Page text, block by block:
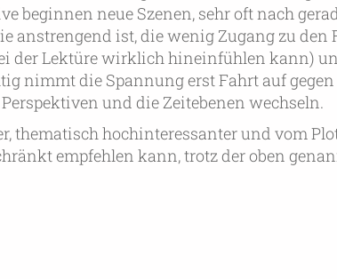
beginnen neue Szenen, sehr oft nach
anstrengend ist, die wenig Zugang zu
der Lektüre wirklich hineinfühlen kann)
nimmt die Spannung erst Fahrt auf gegen
und die Zeitebenen wechseln.
thematisch hochinteressanter und vom
empfehlen kann, trotz der oben